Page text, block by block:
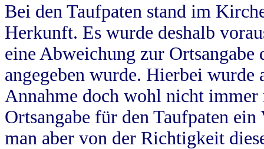
Bei den Taufpaten stand im
Herkunft. Es wurde deshalb
eine Abweichung zur
angegeben wurde. Hierbei wurde
Annahme doch wohl nicht
Ortsangabe für den Taufpaten
man aber von der Richtigkeit